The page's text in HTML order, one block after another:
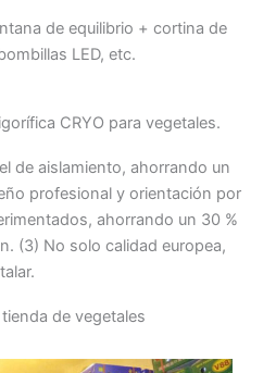
de equilibrio + cortina de
LED, etc.
CRYO para vegetales.
de aislamiento, ahorrando un
profesional y orientación por
ahorrando un 30 %
(3) No solo calidad europea,
de vegetales